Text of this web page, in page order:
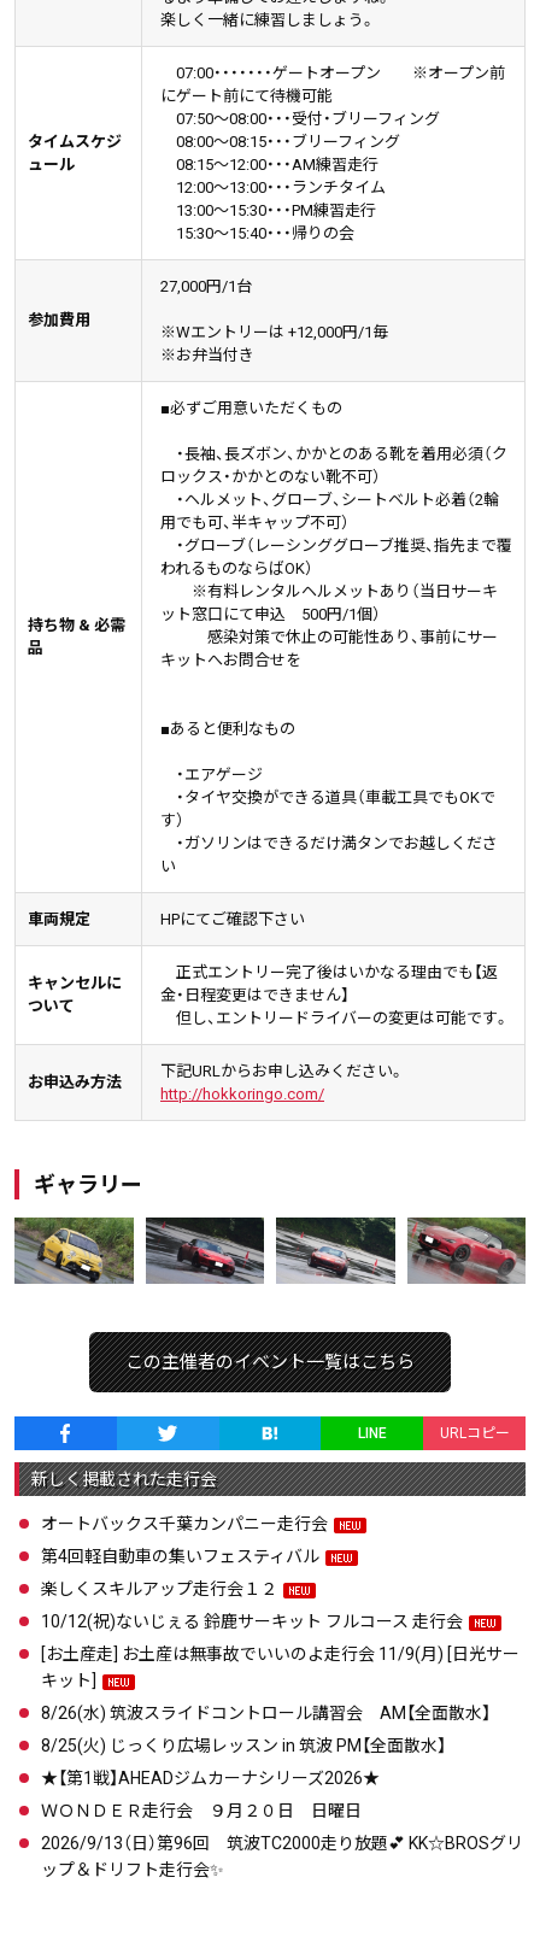
楽しく一緒に練習しましょう。
タイムスケジ
ュール
07:00・・・・・・・ゲートオープン ※オープン前
にゲート前にて待機可能
07:50～08:00・・・受付・ブリーフィング
08:00～08:15・・・ブリーフィング
08:15～12:00・・・AM練習走行
12:00～13:00・・・ランチタイム
13:00～15:30・・・PM練習走行
15:30～15:40・・・帰りの会
参加費用
27,000円/1台
※Wエントリーは +12,000円/1毎
※お弁当付き
持ち物 & 必需
品
■必ずご用意いただくもの
・長袖、長ズボン、かかとのある靴を着用必須（ク
ロックス・かかとのない靴不可）
・ヘルメット、グローブ、シートベルト必着（2輪
用でも可、半キャップ不可）
・グローブ（レーシンググローブ推奨、指先まで覆
われるものならばOK）
※有料レンタルヘルメットあり（当日サーキ
ット窓口にて申込 500円/1個）
感染対策で休止の可能性あり、事前にサー
キットへお問合せを
■あると便利なもの
・エアゲージ
・タイヤ交換ができる道具（車載工具でもOKで
す）
・ガソリンはできるだけ満タンでお越しくださ
い
車両規定 HPにてご確認下さい
キャンセルに
ついて
正式エントリー完了後はいかなる理由でも【返
金・日程変更はできません】
但し、エントリードライバーの変更は可能です。
お申込み方法
下記URLからお申し込みください。
http://hokkoringo.com/
ギャラリー
この主催者のイベント一覧はこちら
LINE URLコピー
新しく掲載された走行会
オートバックス千葉カンパニー走行会
第4回軽自動車の集いフェスティバル
楽しくスキルアップ走行会１２
10/12(祝)ないじぇる 鈴鹿サーキット フルコース 走行会
[お土産走] お土産は無事故でいいのよ走行会 11/9(月) [日光サー
キット]
8/26(水) 筑波スライドコントロール講習会 AM【全面散水】
8/25(火) じっくり広場レッスン in 筑波 PM【全面散水】
★【第1戦】AHEADジムカーナシリーズ2026★
ＷＯＮＤＥＲ走行会 ９月２０日 日曜日
2026/9/13（日）第96回 筑波TC2000走り放題💕 KK☆BROSグリ
ップ＆ドリフト走行会✨